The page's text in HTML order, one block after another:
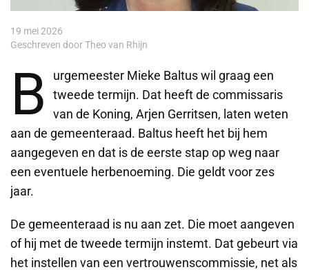
19 mei 2026
Geschreven door Theo van Rhijn
B
urgemeester Mieke Baltus wil graag een
tweede termijn. Dat heeft de commissaris
van de Koning, Arjen Gerritsen, laten weten
aan de gemeenteraad. Baltus heeft het bij hem
aangegeven en dat is de eerste stap op weg naar
een eventuele herbenoeming. Die geldt voor zes
jaar.
De gemeenteraad is nu aan zet. Die moet aangeven
of hij met de tweede termijn instemt. Dat gebeurt via
het instellen van een vertrouwenscommissie, net als